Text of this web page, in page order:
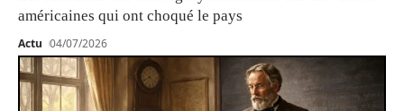
américaines qui ont choqué le pays
Actu 04/07/2026